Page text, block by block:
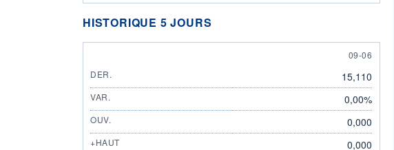
HISTORIQUE 5 JOURS
9 JUNE
09-06
DER.
15,110
VAR. 0,00%
OUV. 0,000
+HAUT 0,000